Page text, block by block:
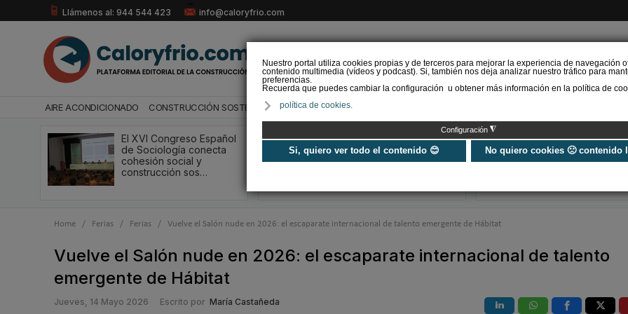
Nuestro portal utiliza cookies propias y de terceros para mejorar la experiencia de navegación
contenido multimedia (vídeos y podcast). Si, también nos deja analizar nuestro tráfico para
preferencias.
Recuerda que puedes cambiar la configuración u obtener más información en la política de
política de cookies.
Configuración ◮
Si, quiero ver todo el contenido 😊 No quiero cookies 🙁 contenido
Llámenos al: 944 544 423 info@caloryfrio.com
AIRE ACONDICIONADO CONSTRUCCIÓN SOSTENIBLE ENERGÍAS RENOVABLES
El XVI Congreso Español
de Sociología conecta
cohesión social y
construcción sos…
Las Ferias GENERA y
MATELEC abren el
registro para visitantes
REBUILD
décimo
2027
Home / Ferias / Ferias / Vuelve el Salón nude en 2026: el escaparate internacional de talento emergente de Hábitat
Vuelve el Salón nude en 2026: el escaparate internacional de talento
emergente de Hábitat
Jueves, 14 Mayo 2026 Escrito por María Castañeda